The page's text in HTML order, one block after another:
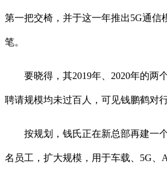
第一把交椅，并于这一年推出5G通信
笔。
要晓得，其2019年、2020年的两
聘请规模均未过百人，可见钱鹏鹤对
按规划，钱氏正在新总部再建一个
名员工，扩大规模，用于车载、5G、